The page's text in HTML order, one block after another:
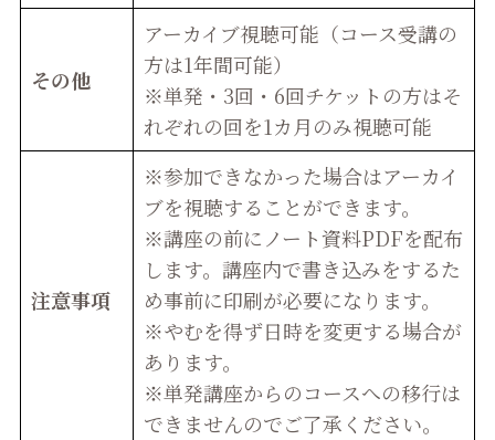
その他
アーカイブ視聴可能（コース受講の
方は1年間可能）
※単発・3回・6回チケットの方はそ
れぞれの回を1カ月のみ視聴可能
注意事項
※参加できなかった場合はアーカイ
ブを視聴することができます。
※講座の前にノート資料PDFを配布
します。講座内で書き込みをするた
め事前に印刷が必要になります。
※やむを得ず日時を変更する場合が
あります。
※単発講座からのコースへの移行は
できませんのでご了承ください。